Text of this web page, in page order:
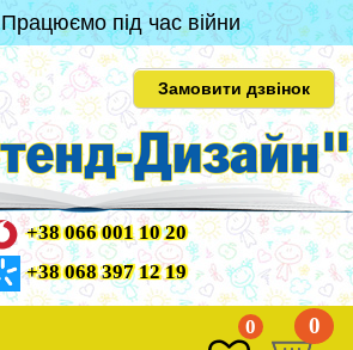
Працюємо під час війни
Замовити дзвінок
+38 066 001 10 20
+38 068 397 12 19
0 0